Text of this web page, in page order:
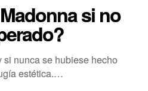
si no
nunca se hubiese hecho
estética.…